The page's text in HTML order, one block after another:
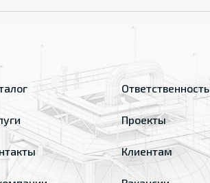
Ответственность
Проекты
Клиентам